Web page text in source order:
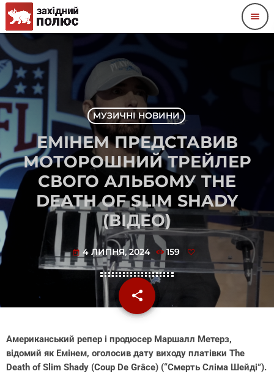
menu
МУЗИЧНІ НОВИНИ
ЕМІНЕМ ПРЕДСТАВИВ
МОТОРОШНИЙ ТРЕЙЛЕР
СВОГО АЛЬБОМУ THE
DEATH OF SLIM SHADY
(ВІДЕО)
today 4 ЛИПНЯ, 2024 159
share
email
Американський репер і продюсер Маршалл Метерз,
відомий як Емінем, оголосив дату виходу платівки The
Death of Slim Shady (Coup De Grâce) (“Смерть Сліма Шейді”).